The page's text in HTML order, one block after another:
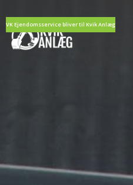
VK Ejendomsservice bliver til Kvik Anlæg